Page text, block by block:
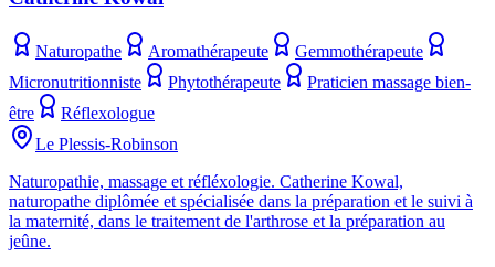
Naturopathe Aromathérapeute
Gemmothérapeute
Micronutritionniste
Phytothérapeute
Praticien massage bien-
être
Réflexologue
Le Plessis-Robinson
Naturopathie, massage et réfléxologie. Catherine Kowal,
naturopathe diplômée et spécialisée dans la préparation et le suivi à
la maternité, dans le traitement de l'arthrose et la préparation au
jeûne.